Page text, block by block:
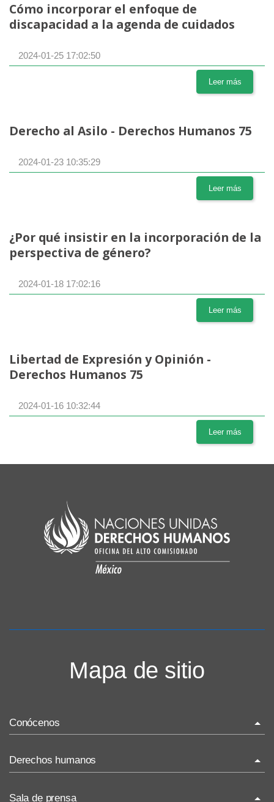
Cómo incorporar el enfoque de
discapacidad a la agenda de cuidados
2024-01-25 17:02:50
Leer más
Derecho al Asilo - Derechos Humanos 75
2024-01-23 10:35:29
Leer más
¿Por qué insistir en la incorporación de la
perspectiva de género?
2024-01-18 17:02:16
Leer más
Libertad de Expresión y Opinión -
Derechos Humanos 75
2024-01-16 10:32:44
Leer más
Mapa de sitio
Conócenos
La ONU-DH en México
Vacantes ONU-DH México
Derechos humanos
Sala de prensa